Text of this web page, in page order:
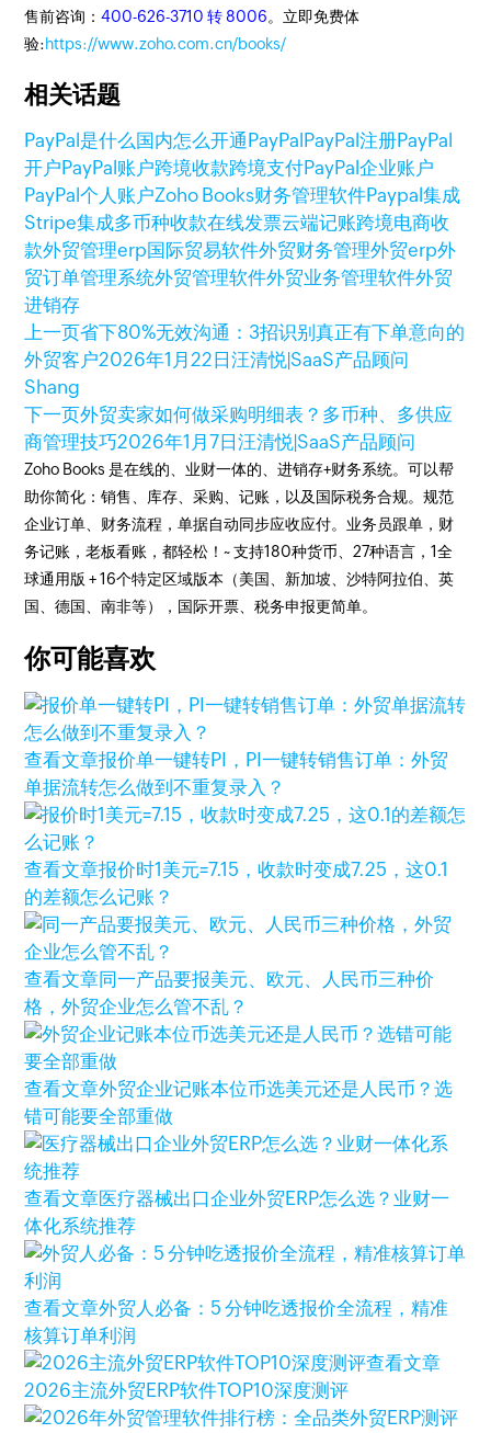
售前咨询：400-626-3710 转 8006。立即免费体
验:https://www.zoho.com.cn/books/
相关话题
PayPal是什么国内怎么开通PayPal PayPal注册PayPal
开户 PayPal账户跨境收款跨境支付PayPal企业账户
PayPal个人账户Zoho Books财务管理软件Paypal集成
Stripe集成多币种收款在线发票云端记账跨境电商收
款外贸管理erp国际贸易软件外贸财务管理外贸erp外
贸订单管理系统外贸管理软件外贸业务管理软件外贸
进销存
上一页省下80%无效沟通：3招识别真正有下单意向的
外贸客户2026年1月22日汪清悦|SaaS产品顾问
Shang
下一页外贸卖家如何做采购明细表？多币种、多供应
商管理技巧2026年1月7日汪清悦|SaaS产品顾问
Zoho Books 是在线的、业财一体的、进销存+财务系统。可以帮
助你简化：销售、库存、采购、记账，以及国际税务合规。规范
企业订单、财务流程，单据自动同步应收应付。业务员跟单，财
务记账，老板看账，都轻松！~ 支持180种货币、27种语言，1全
球通用版 + 16个特定区域版本（美国、新加坡、沙特阿拉伯、英
国、德国、南非等），国际开票、税务申报更简单。
你可能喜欢
查看文章报价单一键转PI，PI一键转销售订单：外贸
单据流转怎么做到不重复录入？
查看文章报价时1美元=7.15，收款时变成7.25，这0.1
的差额怎么记账？
查看文章同一产品要报美元、欧元、人民币三种价
格，外贸企业怎么管不乱？
查看文章外贸企业记账本位币选美元还是人民币？选
错可能要全部重做
查看文章医疗器械出口企业外贸ERP怎么选？业财一
体化系统推荐
查看文章外贸人必备：5 分钟吃透报价全流程，精准
核算订单利润
查看文章
2026主流外贸ERP软件TOP10深度测评